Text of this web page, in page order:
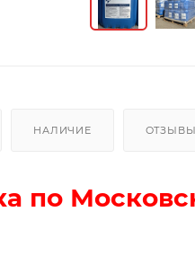
НАЛИЧИЕ ОТЗЫВЫ
по